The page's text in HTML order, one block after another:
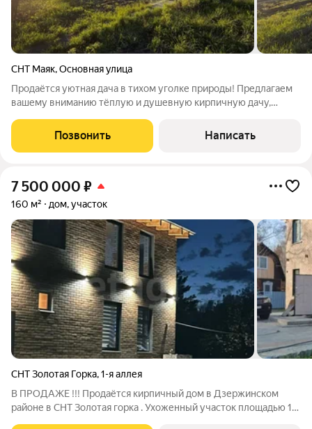
СНТ Маяк,Основная улица
Продаётся уютная дача в тихом уголке природы! Предлагаем
вашему вниманию тёплую и душевную кирпичную дачу,
место для тех, кто ценит покой, природу и домашний уют. Что
вас ждёт: - Прочный
Позвонить Написать
7 500 000 ₽
160 м² дом, участок
СНТ Золотая Горка,1-я аллея
В ПРОДАЖЕ !!! Продаётся кирпичный дом в Дзержинском
районе в СНТ Золотая горка . Ухоженный участок площадью 14